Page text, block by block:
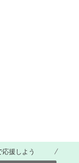
援しよう